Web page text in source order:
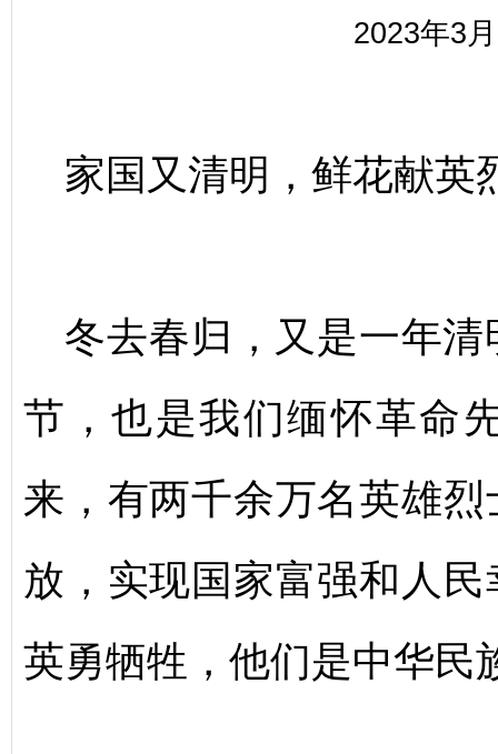
2023年3
家国又清明，鲜花献英
冬去春归，又是一年
节，也是我们缅怀革命
来，有两千余万名英雄
放，实现国家富强和人
英勇牺牲，他们是中华民